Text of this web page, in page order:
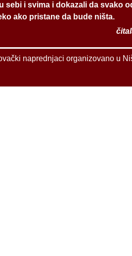
sebi i svima i dokazali da svako
ako pristane da bude ništa.
naprednjaci organizovano u